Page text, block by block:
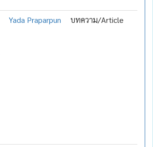
Yada Praparpun บทความ/Article